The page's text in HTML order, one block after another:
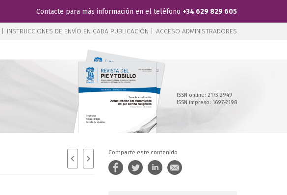
Contacte para más información en el teléfono +34 629 829 605
INSTRUCCIONES DE ENVÍO EN CADA PUBLICACIÓN | ACCESO ADMINISTRADORES
ISSN online: 2173-2949
ISSN impreso: 1697-2198
Comparte este contenido